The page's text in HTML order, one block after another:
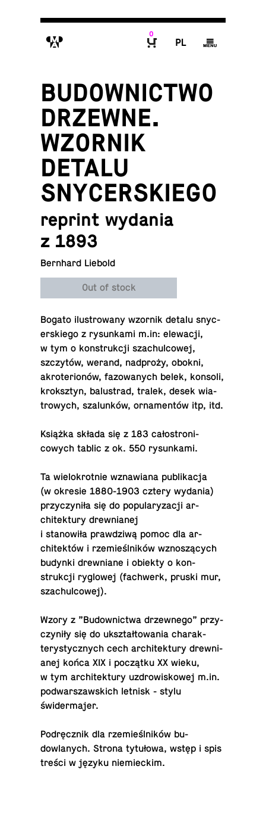
M
0
P g
BUDOWNICTWO
DRZEWNE.
WZORNIK
DETALU
SNYCERSKIEGO
reprint wydania
z 1893
Bernhard Liebold
Out of stock
Bogato ilus­trowany wzornik detalu snyc­
er­skiego z ry­sunkami m.​in: elewacji,
w tym o kon­strukcji szachul­cowej,
szczytów, werand, nadproży, obokni,
akro­te­rionów, fa­zowanych belek, konsoli,
kroksz­tyn, balustrad, tralek, desek wia­
trowych, szalunków, or­na­mentów itp, itd.
Książka składa się z 183 całos­tron­i­
cowych tablic z ok. 550 rysunkami.
Ta wielokrot­nie wz­naw­iana pub­likacja
(w okresie 1880-1903 cztery wydania)
przy­czyniła się do pop­u­laryza­cji ar­
chitek­tury drew­ni­anej
i stanowiła prawdziwą pomoc dla ar­
chitektów i rzemieślników wznoszących
budynki drew­ni­ane i obiekty o kon­
strukcji ry­glowej (fach­w­erk, pruski mur,
szachulcowej).
Wzory z ”Bu­down­ictwa drzewnego” przy­
czyniły się do ukształtowania charak­
terysty­cznych cech ar­chitek­tury drew­ni­
anej końca XIX i początku XX wieku,
w tym ar­chitek­tury uzdrowiskowej m.​in.
pod­warsza­ws­kich letnisk - stylu
świdermajer.
Podręcznik dla rzemieślników bu­
dowlanych. Strona tytułowa, wstęp i spis
treści w języku niemieckim.